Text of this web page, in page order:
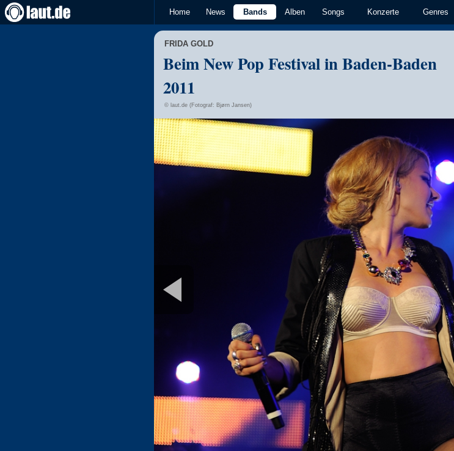
Home News Bands Alben Songs Konzerte Genres
FRIDA GOLD
Beim New Pop Festival in Baden-Baden
2011
© laut.de (Fotograf: Bjørn Jansen)